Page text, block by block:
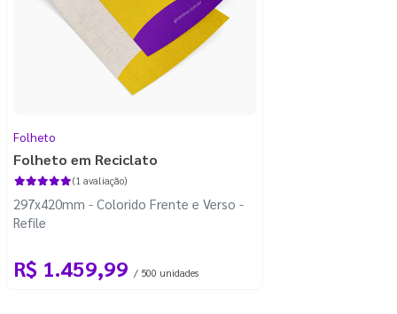
Folheto
Folheto em Reciclato
(1 avaliação)
297x420mm - Colorido Frente e Verso -
Refile
R$ 1.459,99 / 500 unidades